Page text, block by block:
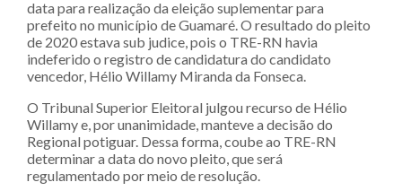
data para realização da eleição suplementar para
prefeito no município de Guamaré. O resultado do pleito
de 2020 estava sub judice, pois o TRE-RN havia
indeferido o registro de candidatura do candidato
vencedor, Hélio Willamy Miranda da Fonseca.
O Tribunal Superior Eleitoral julgou recurso de Hélio
Willamy e, por unanimidade, manteve a decisão do
Regional potiguar. Dessa forma, coube ao TRE-RN
determinar a data do novo pleito, que será
regulamentado por meio de resolução.